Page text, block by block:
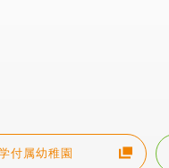
付属幼稚園